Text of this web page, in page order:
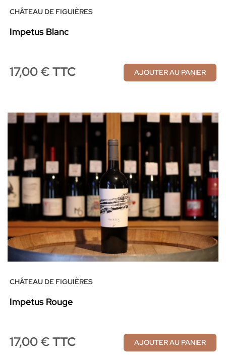
CHÂTEAU DE FIGUIÈRES
Impetus Blanc
17,00 € TTC AJOUTER AU PANIER
CHÂTEAU DE FIGUIÈRES
Impetus Rouge
17,00 € TTC AJOUTER AU PANIER